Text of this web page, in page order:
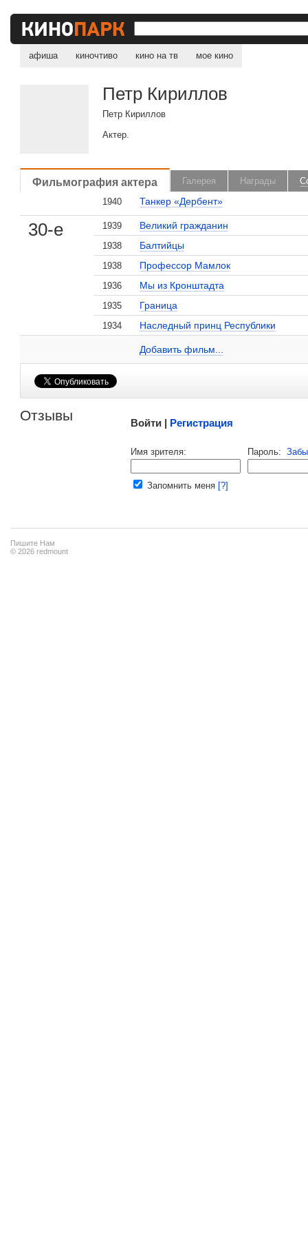
афиша киночтиво кино на тв мое кино
Петр Кириллов
Петр Кириллов
Актер.
Фильмография актера Галерея Награды
1940
Танкер «Дербент»
30-е 1939 Великий гражданин
1938 Балтийцы
1938 Профессор Мамлок
1936 Мы из Кронштадта
1935 Граница
1934 Наследный принц Республики
Добавить фильм...
Петр Кириллов на сайте Кино-Театр.ru
Отзывы
, поделитесь своим мнением
Войти | Регистрация
Имя зрителя: Пароль:
Запомнить меня [?]
Пишите Нам
© 2026 redmount